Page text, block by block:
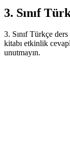
3. Sınıf
3. Sınıf Türkçe
kitabı etkinlik
unutmayın.